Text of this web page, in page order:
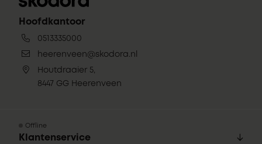
Hoofdkantoor
0513335000
heerenveen@skodora.nl
Houtdraaier 5,
8447 GG Heerenveen
Offline
Klantenservice